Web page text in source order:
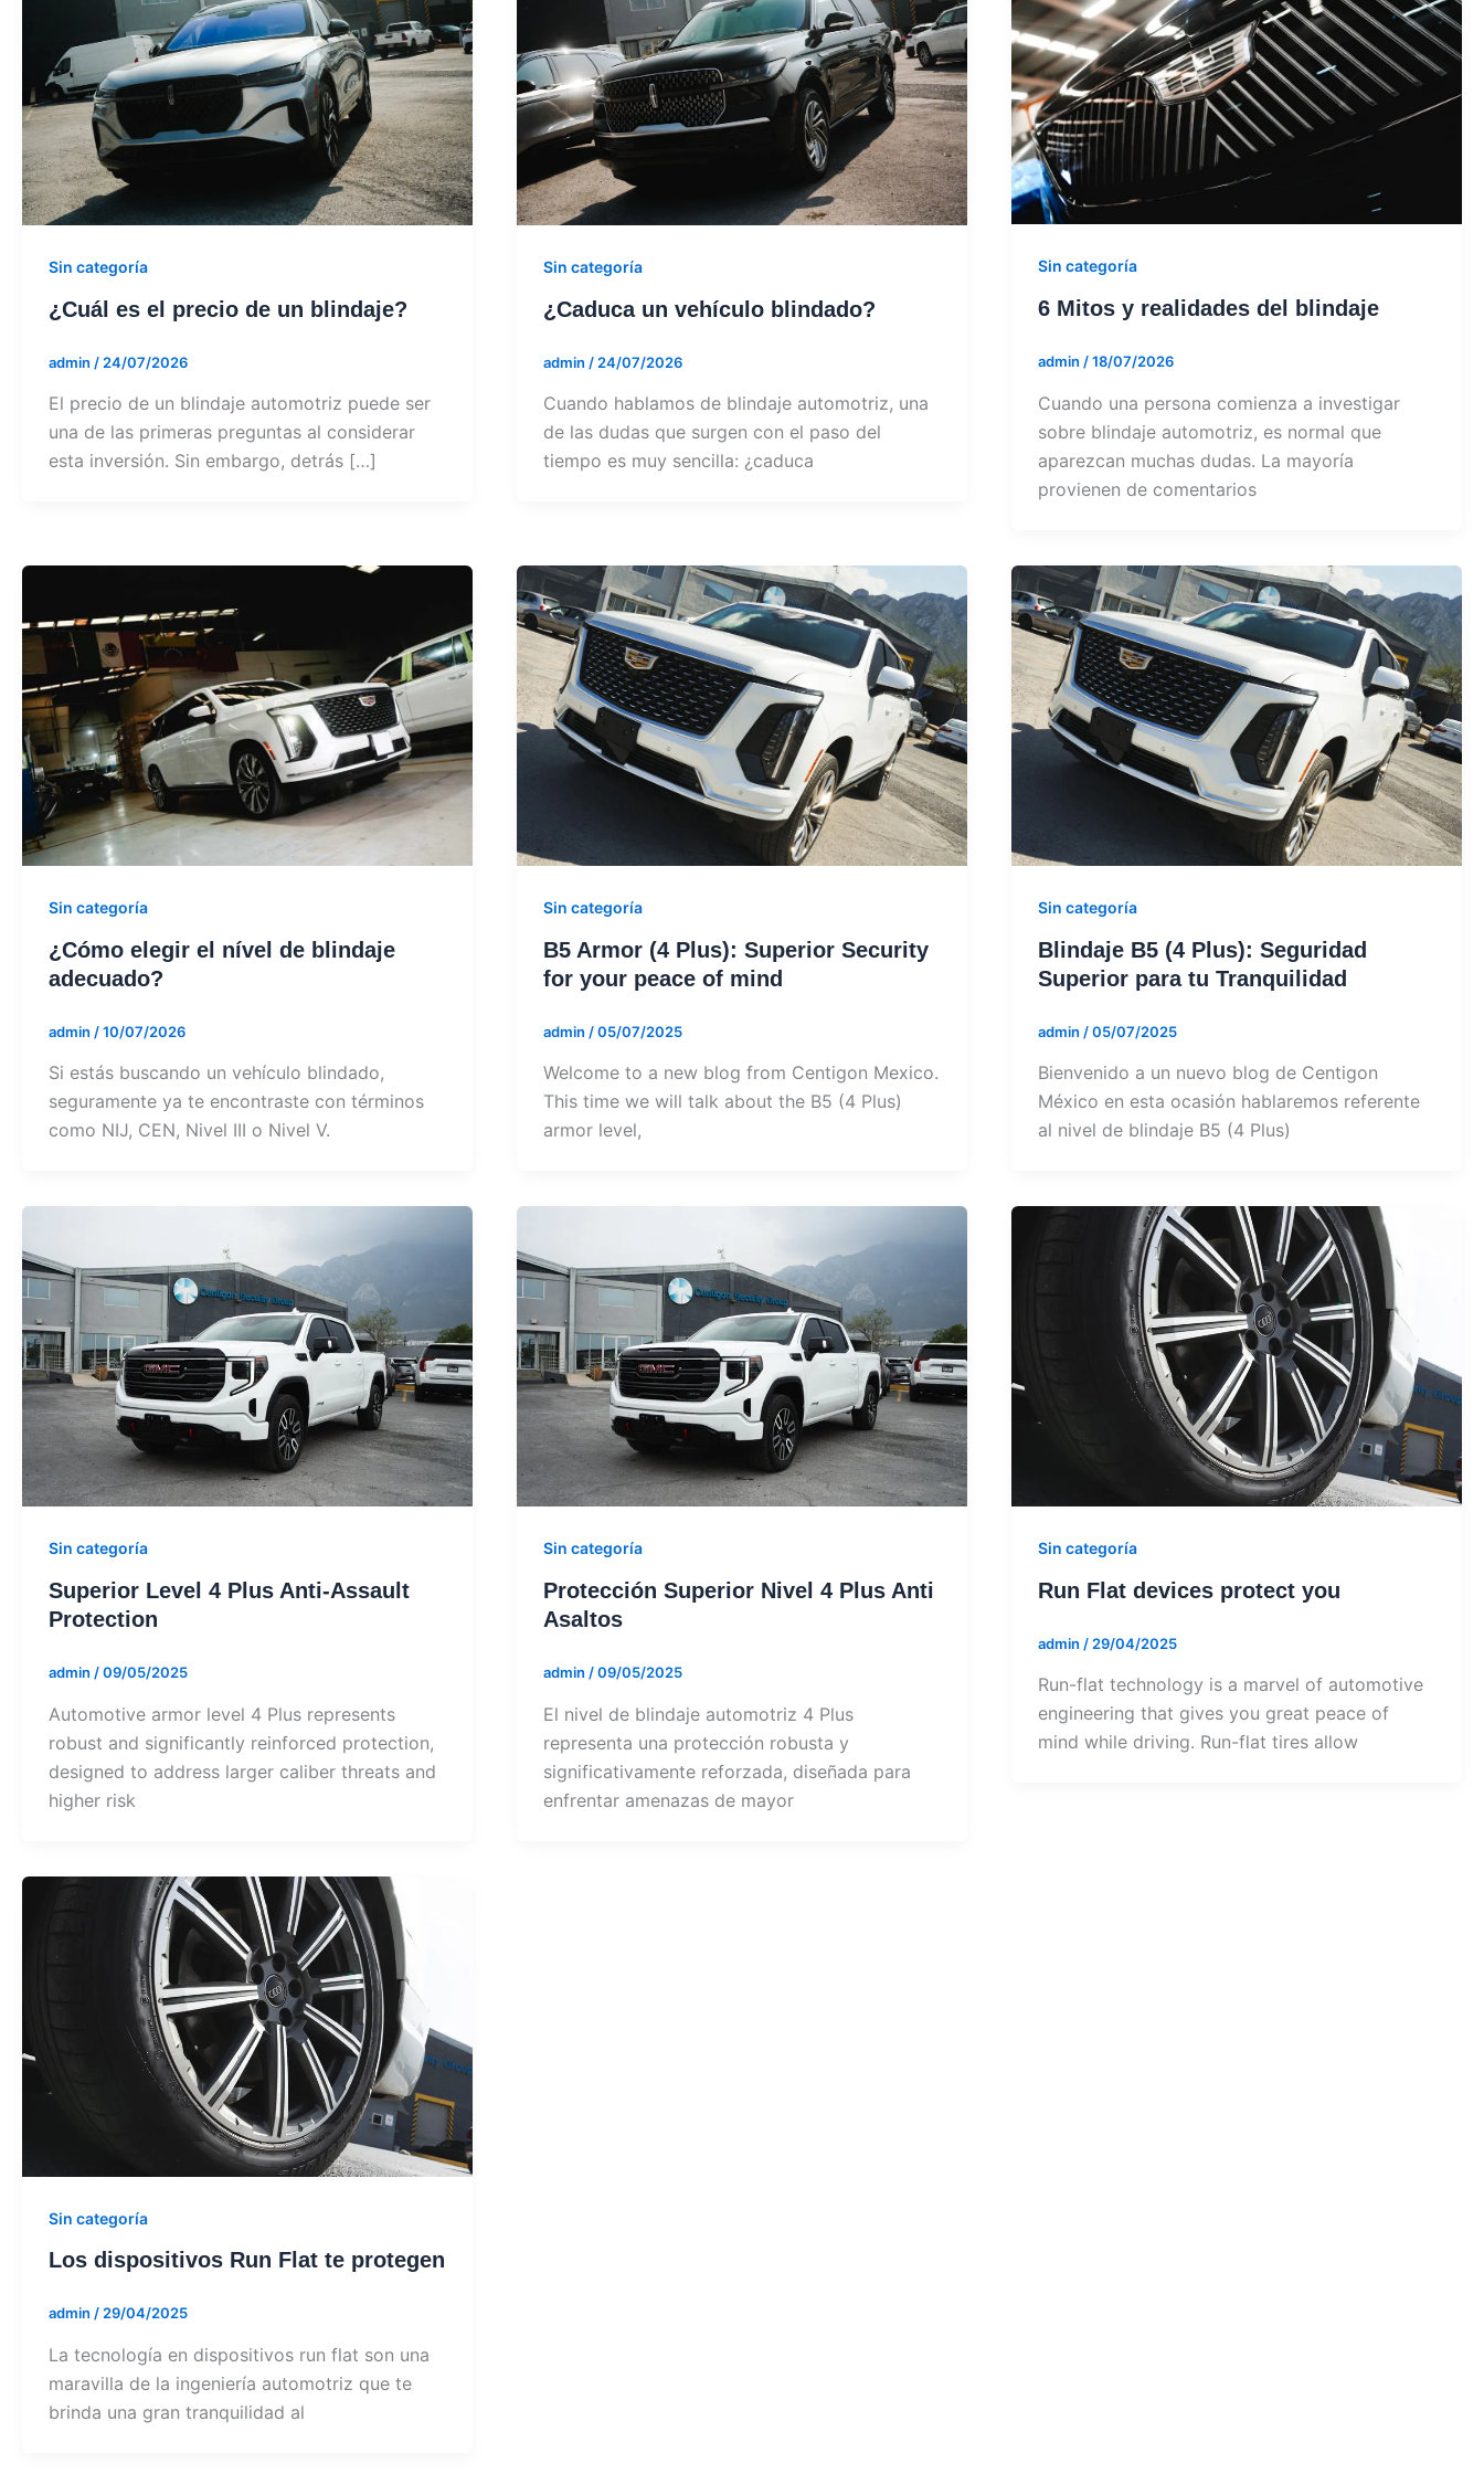
Sin categoría
¿Cuál es el precio de un blindaje?
admin / 24/07/2026
El precio de un blindaje automotriz puede ser
una de las primeras preguntas al considerar
esta inversión. Sin embargo, detrás […]
Sin categoría
¿Caduca un vehículo blindado?
admin / 24/07/2026
Cuando hablamos de blindaje automotriz, una
de las dudas que surgen con el paso del
tiempo es muy sencilla: ¿caduca
Sin categoría
6 Mitos y realidades del blindaje
admin /18/07/2026
Cuando una persona comienza a investigar
sobre blindaje automotriz, es normal que
aparezcan muchas dudas. La mayoría
provienen de comentarios
Sin categoría
¿Cómo elegir el nível de blindaje
adecuado?
admin /10/07/2026
Si estás buscando un vehículo blindado,
seguramente ya te encontraste con términos
como NIJ, CEN, Nivel III o Nivel V.
Sin categoría
B5 Armor (4 Plus): Superior Security
for your peace of mind
admin /05/07/2025
Welcome to a new blog from Centigon Mexico.
This time we will talk about the B5 (4 Plus)
armor level,
Sin categoría
Blindaje B5 (4 Plus): Seguridad
Superior para tu Tranquilidad
admin /05/07/2025
Bienvenido a un nuevo blog de Centigon
México en esta ocasión hablaremos referente
al nivel de blindaje B5 (4 Plus)
Sin categoría
Superior Level 4 Plus Anti-Assault
Protection
admin /09/05/2025
Automotive armor level 4 Plus represents
robust and significantly reinforced protection,
designed to address larger caliber threats and
higher risk
Sin categoría
Protección Superior Nivel 4 Plus Anti
Asaltos
admin /09/05/2025
El nivel de blindaje automotriz 4 Plus
representa una protección robusta y
significativamente reforzada, diseñada para
enfrentar amenazas de mayor
Sin categoría
Run Flat devices protect you
admin / 29/04/2025
Run-flat technology is a marvel of automotive
engineering that gives you great peace of
mind while driving. Run-flat tires allow
Sin categoría
Los dispositivos Run Flat te protegen
admin /29/04/2025
La tecnología en dispositivos run flat son una
maravilla de la ingeniería automotriz que te
brinda una gran tranquilidad al